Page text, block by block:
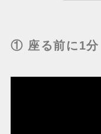
① 座る前に1分